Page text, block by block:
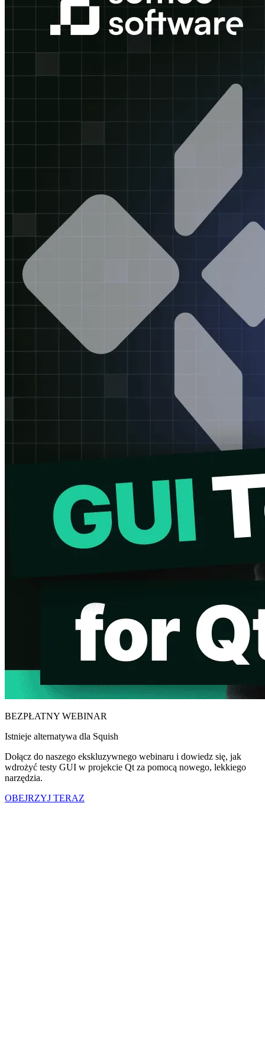
BEZPŁATNY WEBINAR
Istnieje alternatywa dla Squish
Dołącz do naszego ekskluzywnego webinaru i dowiedz się, jak
wdrożyć testy GUI w projekcie Qt za pomocą nowego, lekkiego
narzędzia.
OBEJRZYJ TERAZ